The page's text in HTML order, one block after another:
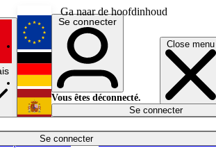
Ga naar de hoofdinhoud
Close menu
Se connecter
Économie
English
Deutsch
Español
Se connecter
Vous êtes déconnecté.
Se connecter